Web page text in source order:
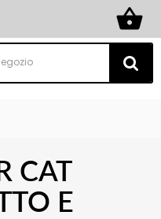
shopping_basket
CAT
E